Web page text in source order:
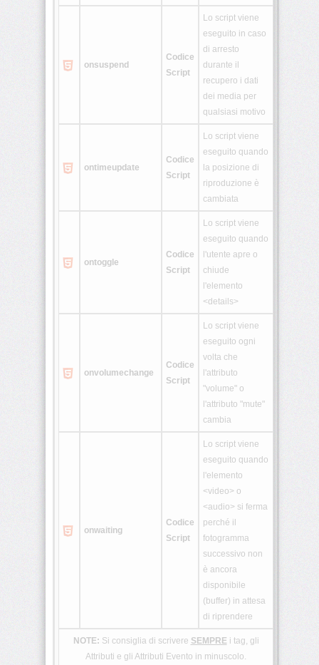
onsuspend
Codice
Script
Lo script viene
eseguito in caso
di arresto
durante il
recupero i dati
dei media per
qualsiasi motivo
ontimeupdate
Codice
Script
Lo script viene
eseguito quando
la posizione di
riproduzione è
cambiata
ontoggle
Codice
Script
Lo script viene
eseguito quando
l'utente apre o
chiude
l'elemento
<details>
onvolumechange
Codice
Script
Lo script viene
eseguito ogni
volta che
l'attributo
"volume" o
l'attributo "mute"
cambia
onwaiting
Codice
Script
Lo script viene
eseguito quando
l'elemento
<video> o
<audio> si ferma
perché il
fotogramma
successivo non
è ancora
disponibile
(buffer) in attesa
di riprendere
NOTE: Si consiglia di scrivere SEMPREi tag, gli
Attributi e gli Attributi Evento in minuscolo.